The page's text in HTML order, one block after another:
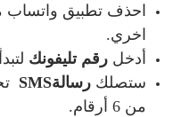
احذف تطبيق واتساب
اخري.
أدخل رقم تليفونك
ستصلك رسالةSMS
من 6 أرقام
.